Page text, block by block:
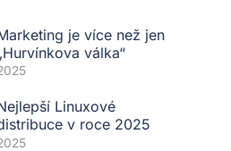
je více než jen
válka“
Linuxové
v roce 2025